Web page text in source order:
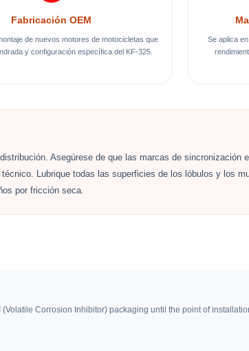
Fabricación OEM
de nuevos motores de motocicletas que
y configuración específica del KF-325.
Se aplica
Asegúrese de que las marcas de sincronización
Lubrique todas las superficies de los lóbulos y los
por fricción seca.
Corrosion Inhibitor) packaging until the point of